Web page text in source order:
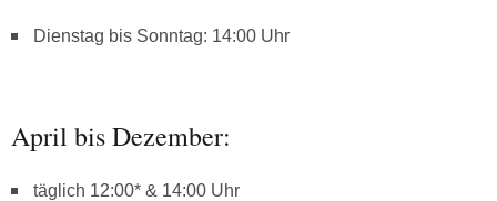
Dienstag bis Sonntag: 14:00 Uhr
April bis Dezember:
täglich 12:00* & 14:00 Uhr